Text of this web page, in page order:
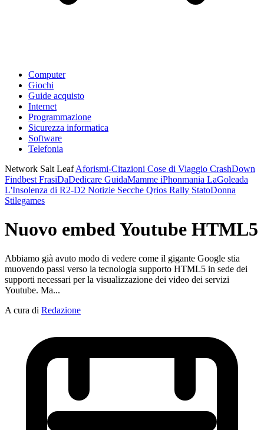
Computer
Giochi
Guide acquisto
Internet
Programmazione
Sicurezza informatica
Software
Telefonia
Network Salt LeafAforismi-Citazioni Cose di Viaggio CrashDown
Findbest FrasiDaDedicare GuidaMamme iPhonmania LaGoleada
L'Insolenza di R2-D2 Notizie Secche Qrios Rally StatoDonna
Stilegames
Nuovo embed Youtube HTML5
Abbiamo già avuto modo di vedere come il gigante Google stia
muovendo passi verso la tecnologia supporto HTML5 in sede dei
supporti necessari per la visualizzazione dei video dei servizi
Youtube. Ma...
A cura di Redazione